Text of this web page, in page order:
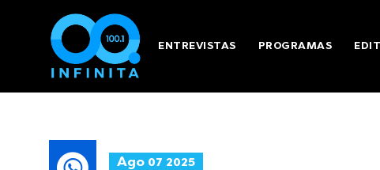
ENTREVISTAS PROGRAMAS
Ago 07 2025